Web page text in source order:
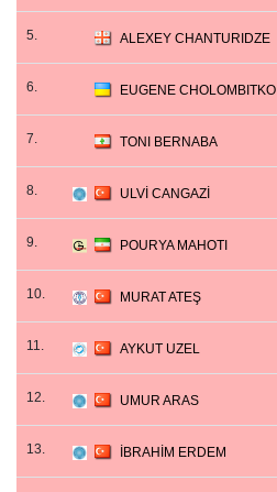
5. ALEXEY CHANTURIDZE
6. EUGENE CHOLOMBITKO
7. TONI BERNABA
8. ULVİ CANGAZİ
9. POURYA MAHOTI
10. MURAT ATEŞ
11. AYKUT UZEL
12. UMUR ARAS
13. İBRAHİM ERDEM